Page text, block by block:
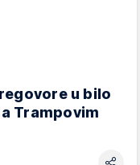
u bilo
Trampovim